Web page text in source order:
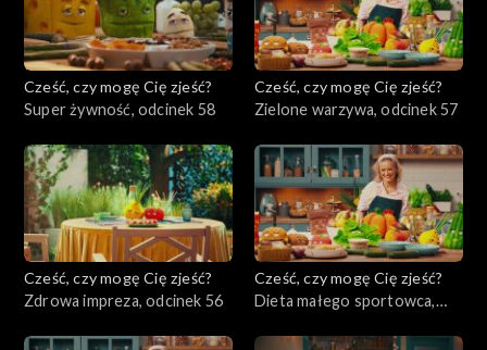
Cześć, czy mogę Cię zjeść?
Super żywność, odcinek 58
Cześć, czy mogę Cię zjeść?
Zielone warzywa, odcinek 57
Cześć, czy mogę Cię zjeść?
Zdrowa impreza, odcinek 56
Cześć, czy mogę Cię zjeść?
Dieta małego sportowca,